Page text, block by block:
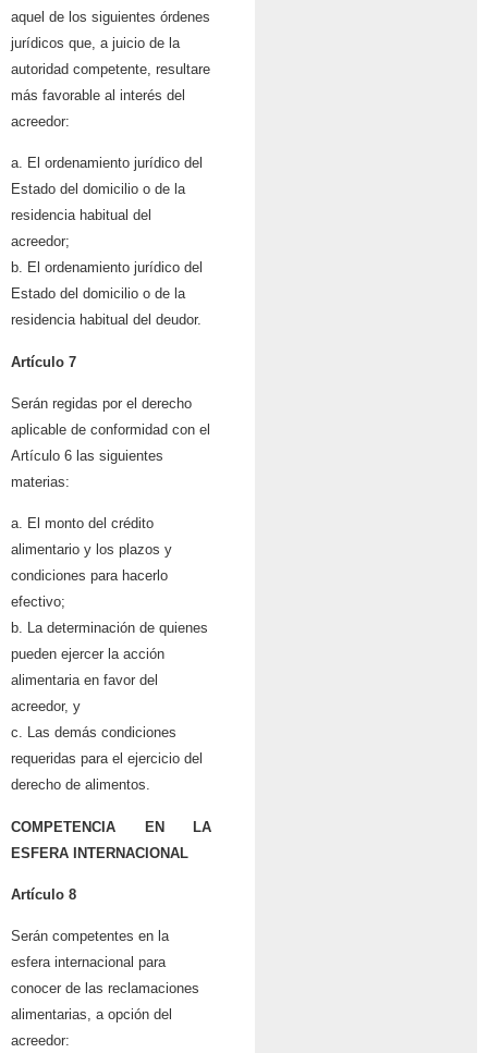
aquel de los siguientes órdenes
jurídicos que, a juicio de la
autoridad competente, resultare
más favorable al interés del
acreedor:
a. El ordenamiento jurídico del
Estado del domicilio o de la
residencia habitual del
acreedor;
b. El ordenamiento jurídico del
Estado del domicilio o de la
residencia habitual del deudor.
Artículo 7
Serán regidas por el derecho
aplicable de conformidad con el
Artículo 6 las siguientes
materias:
a. El monto del crédito
alimentario y los plazos y
condiciones para hacerlo
efectivo;
b. La determinación de quienes
pueden ejercer la acción
alimentaria en favor del
acreedor, y
c. Las demás condiciones
requeridas para el ejercicio del
derecho de alimentos.
COMPETENCIA EN LA
ESFERA INTERNACIONAL
Artículo 8
Serán competentes en la
esfera internacional para
conocer de las reclamaciones
alimentarias, a opción del
acreedor: